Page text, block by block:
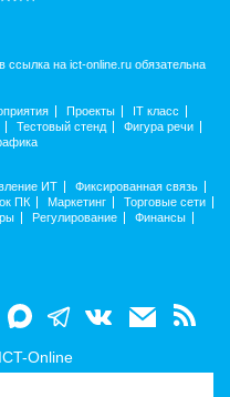
на ict-online.ru обязательна
Проекты
IT класс
Тестовый стенд
Фигура речи
ИТ
Фиксированная связь
ПК Маркетинг
Торговые сети
Регулирование
Финансы
Online